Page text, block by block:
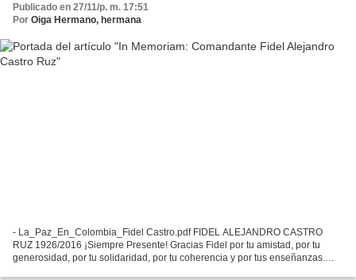
Publicado en 27/11/p. m. 17:51
Por Oiga Hermano, hermana
- La_Paz_En_Colombia_Fidel Castro.pdf FIDEL ALEJANDRO CASTRO
RUZ 1926/2016 ¡Siempre Presente! Gracias Fidel por tu amistad, por tu
generosidad, por tu solidaridad, por tu coherencia y por tus enseñanzas.